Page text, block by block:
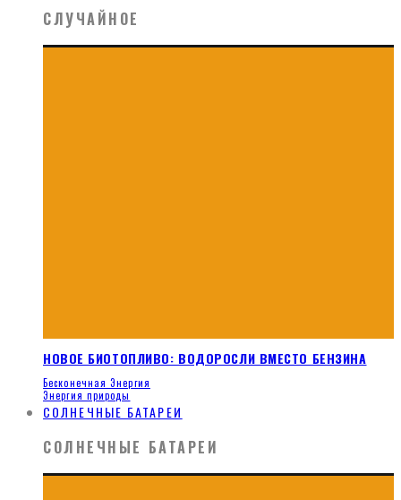
СЛУЧАЙНОЕ
НОВОЕ БИОТОПЛИВО: ВОДОРОСЛИ ВМЕСТО БЕНЗИНА
Бесконечная Энергия
Энергия природы
СОЛНЕЧНЫЕ БАТАРЕИ
СОЛНЕЧНЫЕ БАТАРЕИ